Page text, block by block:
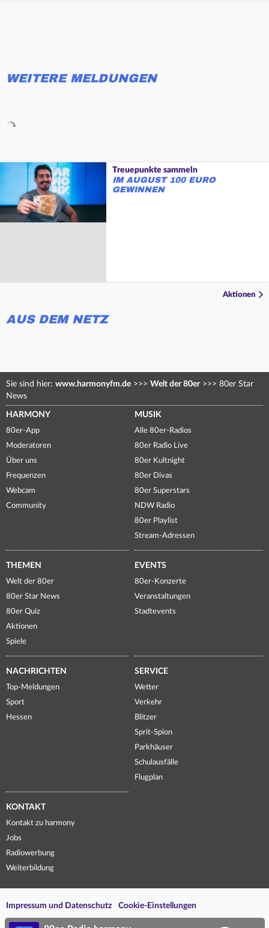
WEITERE MELDUNGEN
Treuepunkte sammeln
IM AUGUST 100 EURO
GEWINNEN
Aktionen
AUS DEM NETZ
Sie sind hier: www.harmonyfm.de >>> Welt der 80er >>> 80er Star
News
HARMONY
80er-App
Moderatoren
Über uns
Frequenzen
Webcam
Community
MUSIK
Alle 80er-Radios
80er Radio Live
80er Kultnight
80er Divas
80er Superstars
NDW Radio
80er Playlist
Stream-Adressen
THEMEN
Welt der 80er
80er Star News
80er Quiz
Aktionen
Spiele
EVENTS
80er-Konzerte
Veranstaltungen
Stadtevents
NACHRICHTEN
Top-Meldungen
Sport
Hessen
SERVICE
Wetter
Verkehr
Blitzer
Sprit-Spion
Parkhäuser
Schulausfälle
Flugplan
KONTAKT
Kontakt zu harmony
Jobs
Radiowerbung
Weiterbildung
Impressum und Datenschutz Cookie-Einstellungen